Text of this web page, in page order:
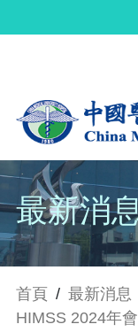
最新消
首頁 / 最新消息
HIMSS 2024年